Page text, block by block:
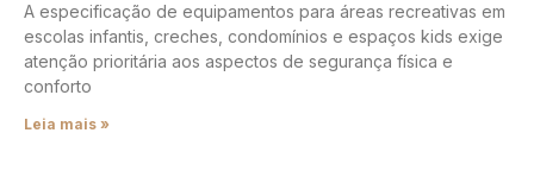
A especificação de equipamentos para áreas recreativas em
escolas infantis, creches, condomínios e espaços kids exige
atenção prioritária aos aspectos de segurança física e
conforto
Leia mais »